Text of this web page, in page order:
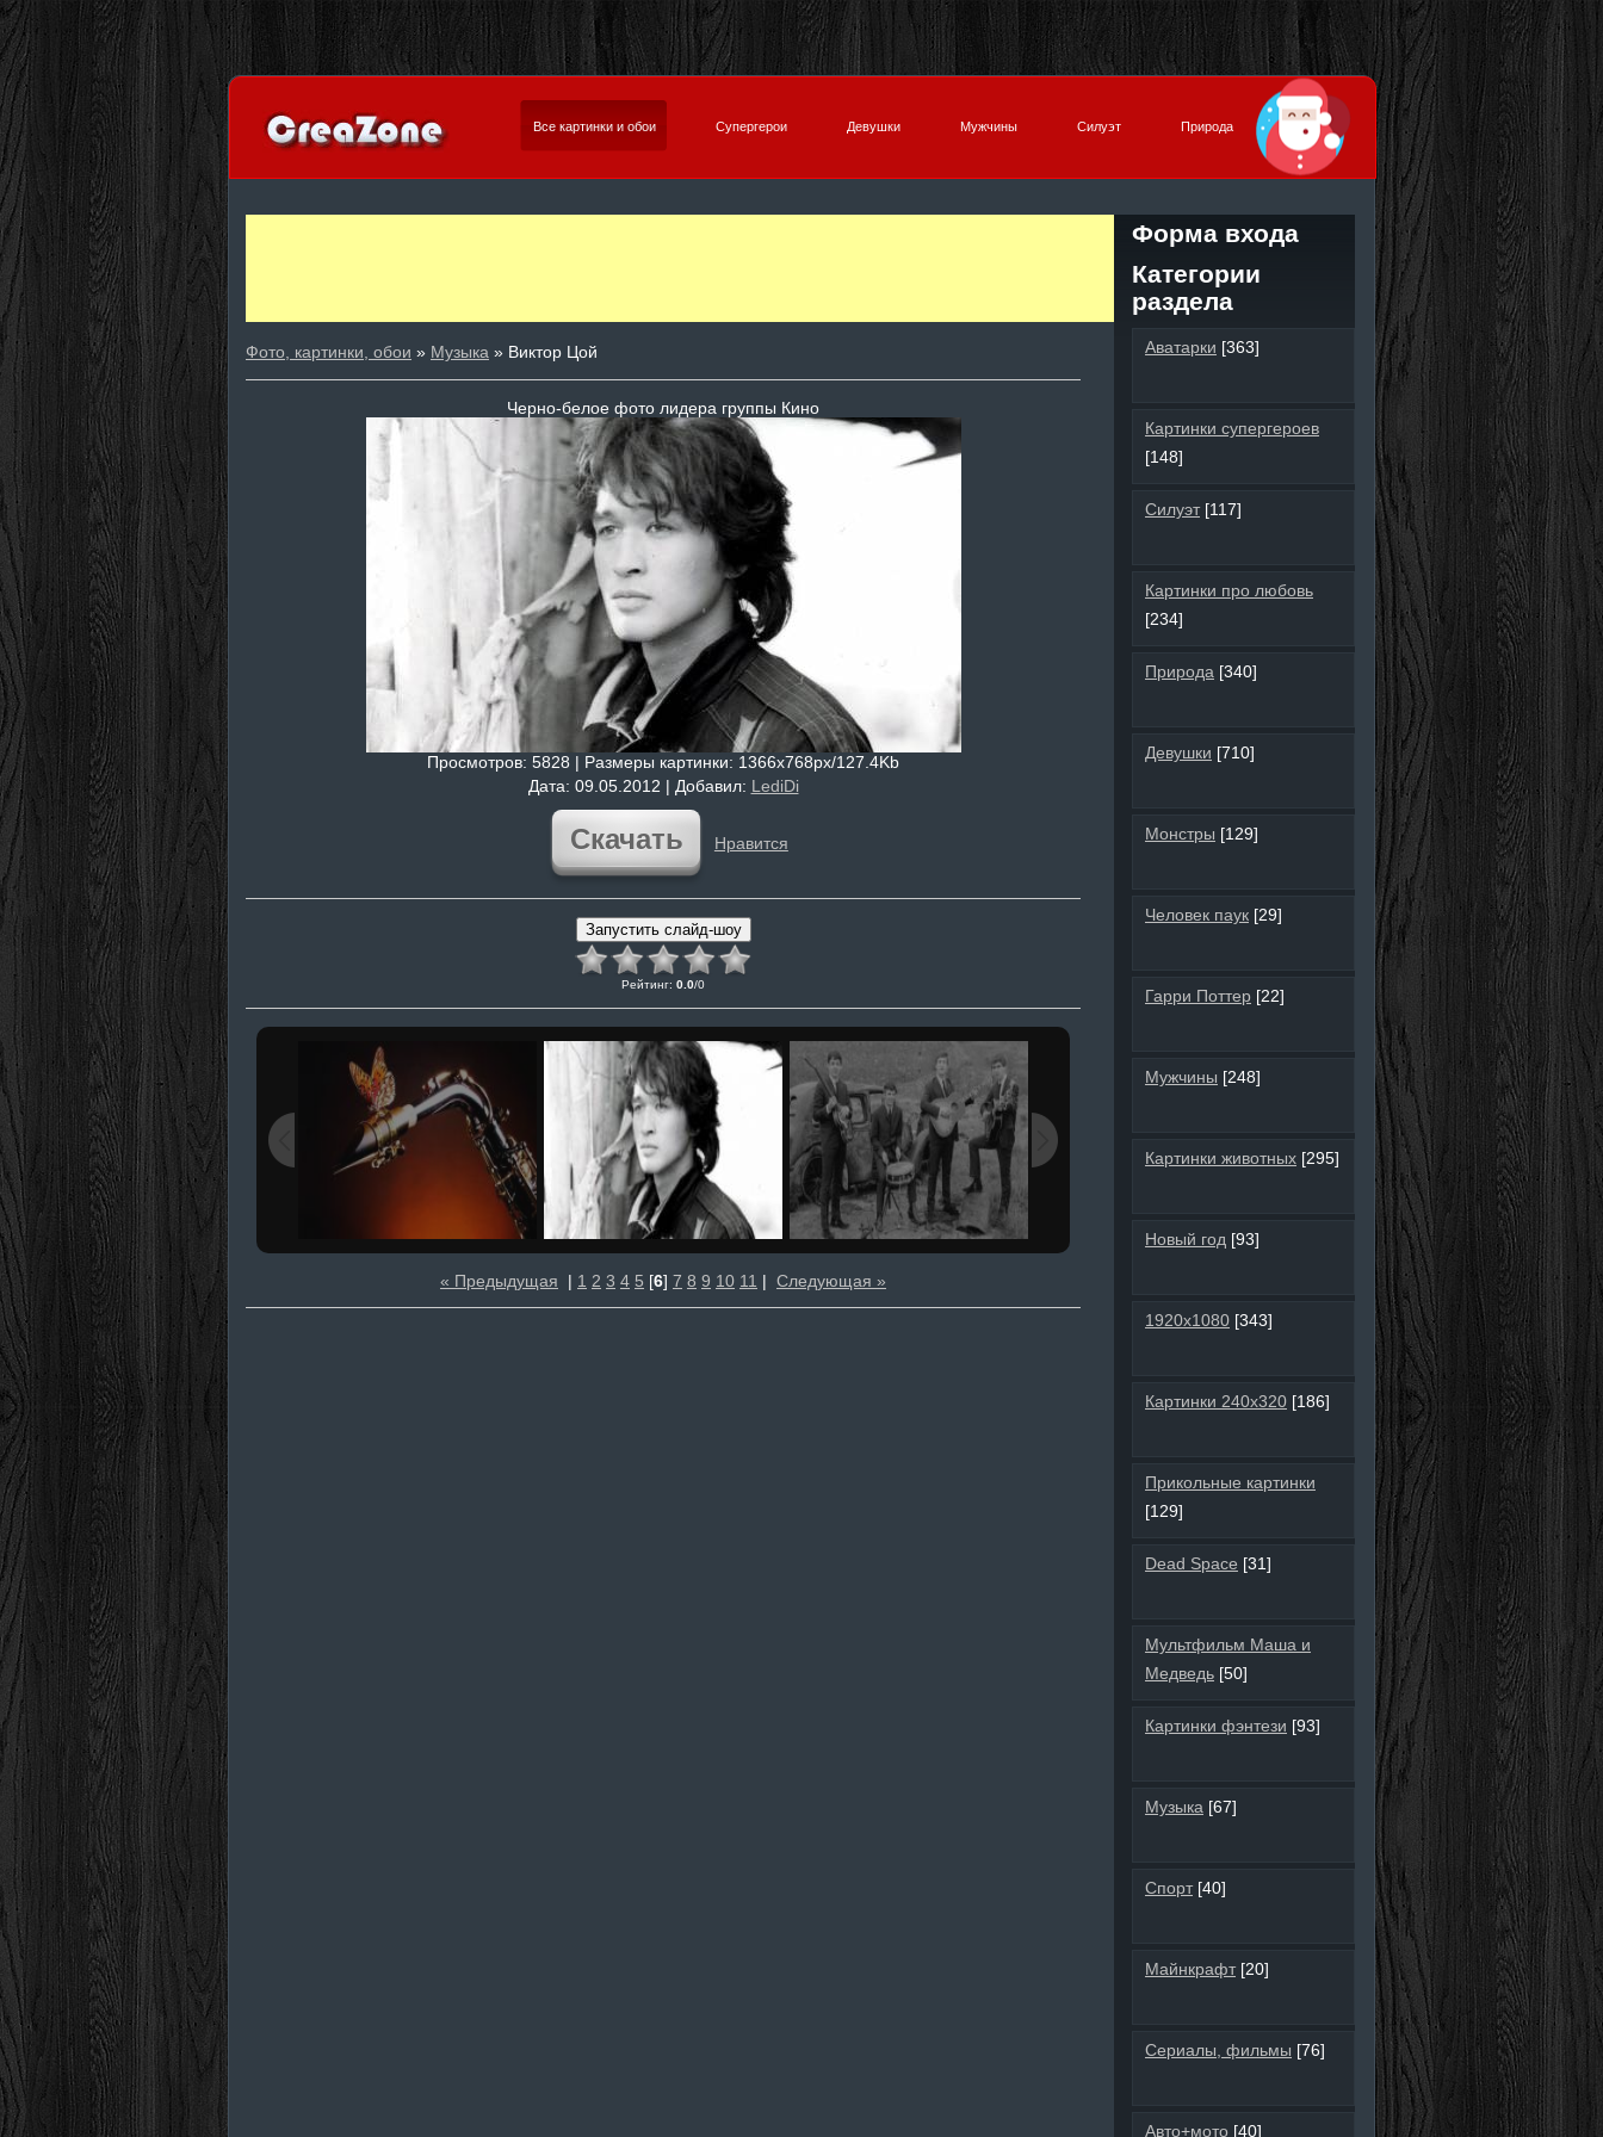
Все картинки и обои Супергерои Девушки Мужчины Силуэт Природа
Фото, картинки, обои » Музыка » Виктор Цой
Черно-белое фото лидера группы Кино
Просмотров: 5828 | Размеры картинки: 1366x768px/127.4Kb
Дата: 09.05.2012 | Добавил: LediDi
Скачать Нравится
Рейтинг: 0.0/0
« Предыдущая | 1 2 3 4 5 [6] 7 8 9 10 11 | Следующая »
Форма входа
Категории
раздела
Аватарки [363]
Картинки супергероев
[148]
Силуэт [117]
Картинки про любовь
[234]
Природа [340]
Девушки [710]
Монстры [129]
Человек паук [29]
Гарри Поттер [22]
Мужчины [248]
Картинки животных [295]
Новый год [93]
1920х1080 [343]
Картинки 240х320 [186]
Прикольные картинки
[129]
Dead Space [31]
Мультфильм Маша и
Медведь [50]
Картинки фэнтези [93]
Музыка [67]
Спорт [40]
Майнкрафт [20]
Сериалы, фильмы [76]
Авто+мото [40]